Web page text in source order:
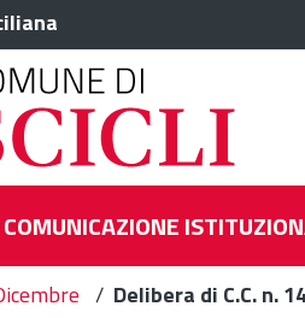
COMUNICAZIONE
/ Delibera di C.C. n.